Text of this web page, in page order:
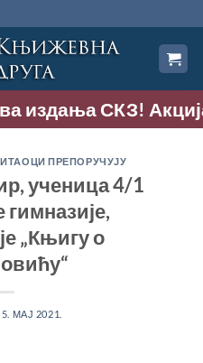
СКЗ! Акција
ПРЕПОРУЧУЈУ
ученица 4/1
гимназије,
„Књигу о
5. МАЈ 2021.